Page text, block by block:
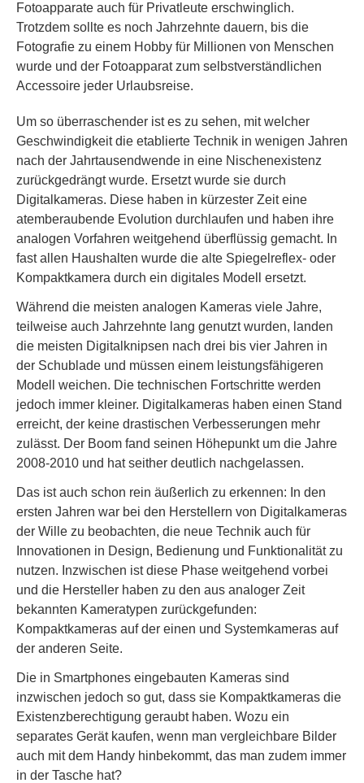
Fotoapparate auch für Privatleute erschwinglich.
Trotzdem sollte es noch Jahrzehnte dauern, bis die
Fotografie zu einem Hobby für Millionen von Menschen
wurde und der Fotoapparat zum selbstverständlichen
Accessoire jeder Urlaubsreise.
Um so überraschender ist es zu sehen, mit welcher
Geschwindigkeit die etablierte Technik in wenigen Jahren
nach der Jahrtausendwende in eine Nischenexistenz
zurückgedrängt wurde. Ersetzt wurde sie durch
Digitalkameras. Diese haben in kürzester Zeit eine
atemberaubende Evolution durchlaufen und haben ihre
analogen Vorfahren weitgehend überflüssig gemacht. In
fast allen Haushalten wurde die alte Spiegelreflex- oder
Kompaktkamera durch ein digitales Modell ersetzt.
Während die meisten analogen Kameras viele Jahre,
teilweise auch Jahrzehnte lang genutzt wurden, landen
die meisten Digitalknipsen nach drei bis vier Jahren in
der Schublade und müssen einem leistungsfähigeren
Modell weichen. Die technischen Fortschritte werden
jedoch immer kleiner. Digitalkameras haben einen Stand
erreicht, der keine drastischen Verbesserungen mehr
zulässt. Der Boom fand seinen Höhepunkt um die Jahre
2008-2010 und hat seither deutlich nachgelassen.
Das ist auch schon rein äußerlich zu erkennen: In den
ersten Jahren war bei den Herstellern von Digitalkameras
der Wille zu beobachten, die neue Technik auch für
Innovationen in Design, Bedienung und Funktionalität zu
nutzen. Inzwischen ist diese Phase weitgehend vorbei
und die Hersteller haben zu den aus analoger Zeit
bekannten Kameratypen zurückgefunden:
Kompaktkameras auf der einen und Systemkameras auf
der anderen Seite.
Die in Smartphones eingebauten Kameras sind
inzwischen jedoch so gut, dass sie Kompaktkameras die
Existenzberechtigung geraubt haben. Wozu ein
separates Gerät kaufen, wenn man vergleichbare Bilder
auch mit dem Handy hinbekommt, das man zudem immer
in der Tasche hat?